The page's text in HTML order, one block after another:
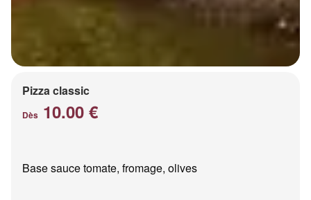
Pizza classic
Dès 10.00 €
Base sauce tomate, fromage, olives